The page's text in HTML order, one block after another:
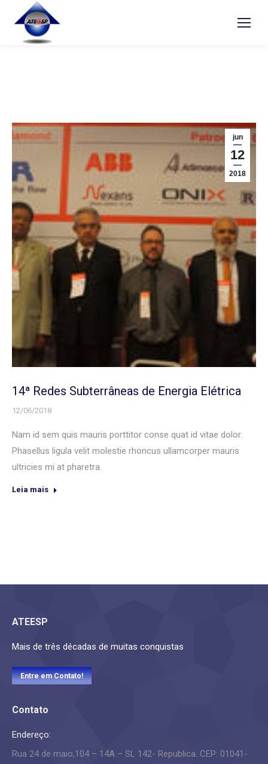
jun
12
2018
14ª Redes Subterrâneas de Energia Elétrica
12/06/2018
Nam id sem quis mauris porttitor conse quat id vitae dolor.
Phasellus ligula velit molestie rhoncus ullamcorper mauris
ultricies mi at pharetra.
Leia mais
ATEESP
Mais de três décadas de muitas conquistas
Entre em Contato!
Contato
Endereço:
Rua 24 de maio,104 – 14A – SL 142- Republica. CEP: 01041-